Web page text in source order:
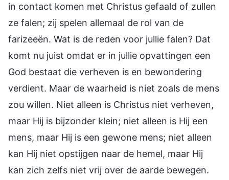
in contact komen met Christus gefaald of zullen
ze falen; zij spelen allemaal de rol van de
farizeeën. Wat is de reden voor jullie falen? Dat
komt nu juist omdat er in jullie opvattingen een
God bestaat die verheven is en bewondering
verdient. Maar de waarheid is niet zoals de mens
zou willen. Niet alleen is Christus niet verheven,
maar Hij is bijzonder klein; niet alleen is Hij een
mens, maar Hij is een gewone mens; niet alleen
kan Hij niet opstijgen naar de hemel, maar Hij
kan zich zelfs niet vrij over de aarde bewegen.